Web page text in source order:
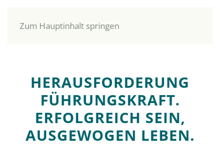
Zum Hauptinhalt springen
HERAUSFORDERUNG
FÜHRUNGSKRAFT.
ERFOLGREICH SEIN,
AUSGEWOGEN LEBEN.